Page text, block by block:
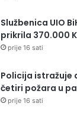
Službenica UIO
prikrila 370.000
prije 16 sati
Policija istražuje
četiri požara u
prije 16 sati